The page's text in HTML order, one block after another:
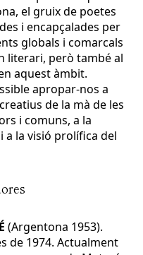
el gruix de poetes
i encapçalades per
globals i comarcals
literari, però també al
aquest àmbit.
apropar-nos a
de la mà de les
i comuns, a la
a la visió prolífica del
(Argentona 1953).
de 1974. Actualment